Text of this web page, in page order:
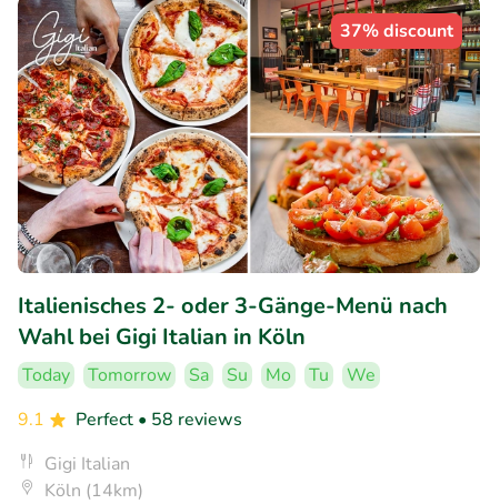
37% discount
Italienisches 2- oder 3-Gänge-Menü nach
Wahl bei Gigi Italian in Köln
Today Tomorrow Sa Su Mo Tu
We
9.1
Perfect • 58 reviews
Gigi Italian
Köln (14km)